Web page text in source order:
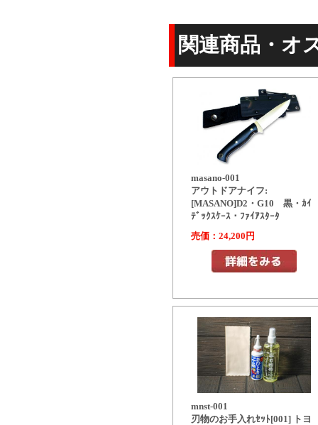
関連商品・オ
masano-001
アウトドアナイフ:
[MASANO]D2・G10 黒・ｶｲ
ﾃﾞｯｸｽｹｰｽ・ﾌｧｲｱｽﾀｰﾀ
売価：24,200円
mnst-001
刃物のお手入れｾｯﾄ[001] トヨ